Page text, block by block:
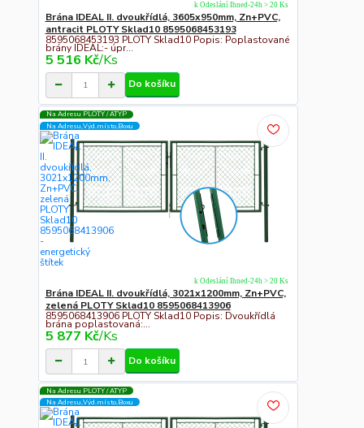
Brána IDEAL II. dvoukřídlá, 3605x950mm, Zn+PVC,
antracit PLOTY Sklad10 8595068453193
8595068453193 PLOTY Sklad10 Popis: Poplastované
brány IDEAL:- úpr...
5 516 Kč/Ks
k Odeslání Ihned-24h > 20 Ks
Do košíku
Na Adresu PLOTY / ATYP
Na Adresu,Výd.místo,Boxu
Brána IDEAL II. dvoukřídlá, 3021x1200mm, Zn+PVC,
zelená PLOTY Sklad10 8595068413906
8595068413906 PLOTY Sklad10 Popis: Dvoukřídlá
brána poplastovaná:...
5 877 Kč/Ks
k Odeslání Ihned-24h > 20 Ks
Do košíku
Na Adresu PLOTY / ATYP
Na Adresu,Výd.místo,Boxu